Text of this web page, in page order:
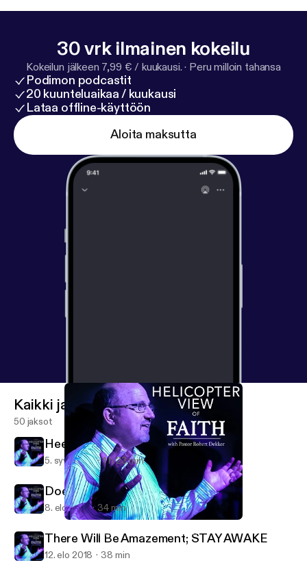
30 vrk ilmainen kokeilu
Kokeilun jälkeen 7,99 € / kuukausi. · Peru milloin tahansa
Podimon podcastit
20 kuunteluaikaa / kuukausi
Lataa offline-käyttöön
Aloita maksutta
New Covenant Presbyterian Church
Kaikki jaksot
50 jaksot
Heed God's Call to SERVE
5. syys 2021 1 h 23 min
Does Age Matter
8. elo 2021 34 min
There Will Be Amazement; STAY AWAKE
12. elo 2018 38 min